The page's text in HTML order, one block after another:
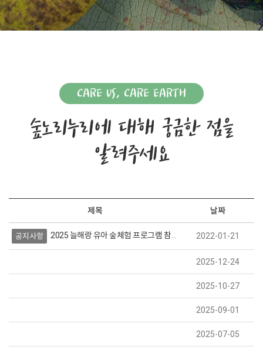
CARE US, CARE EARTH
숲노리누리에 대해 궁금한 점을
알려주세요
제목 날짜
공지사항 2025 늘해랑 유아 숲체험 프로그램 참가자 모집 (상시모집) 2022-01-21
2025-12-24
2025-10-27
2025-09-01
2025-07-05